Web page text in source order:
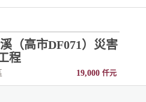
（高市DF071）災害
程
19,000 仟元